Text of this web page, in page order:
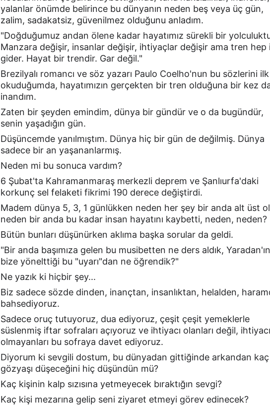
yalanlar önümde belirince bu dünyanın neden beş veya üç gün,
zalim, sadakatsiz, güvenilmez olduğunu anladım.
"Doğduğumuz andan ölene kadar hayatımız sürekli bir
Manzara değişir, insanlar değişir, ihtiyaçlar değişir ama tren hep
gider. Hayat bir trendir. Gar değil."
Brezilyalı romancı ve söz yazarı Paulo Coelho'nun bu sözlerini ilk
okuduğumda, hayatımızın gerçekten bir tren olduğuna bir kez
inandım.
Zaten bir şeyden emindim, dünya bir gündür ve o da bugündür,
senin yaşadığın gün.
Düşüncemde yanılmıştım. Dünya hiç bir gün de değilmiş. Dünya
sadece bir an yaşananlarmış.
Neden mi bu sonuca vardım?
6 Şubat'ta Kahramanmaraş merkezli deprem ve Şanlıurfa'daki
korkunç sel felaketi fikrimi 190 derece değiştirdi.
Madem dünya 5, 3, 1 günlükken neden her şey bir anda alt üst
neden bir anda bu kadar insan hayatını kaybetti, neden, neden?
Bütün bunları düşünürken aklıma başka sorular da geldi.
"Bir anda başımıza gelen bu musibetten ne ders aldık, Yaradan'ın
bize yönelttiği bu "uyarı"dan ne öğrendik?"
Ne yazık ki hiçbir şey...
Biz sadece sözde dinden, inançtan, insanlıktan, helalden,
bahsediyoruz.
Sadece oruç tutuyoruz, dua ediyoruz, çeşit çeşit yemeklerle
süslenmiş iftar sofraları açıyoruz ve ihtiyacı olanları değil, ihtiyacı
olmayanları bu sofraya davet ediyoruz.
Diyorum ki sevgili dostum, bu dünyadan gittiğinde arkandan kaç
gözyaşı düşeceğini hiç düşündün mü?
Kaç kişinin kalp sızısına yetmeyecek bıraktığın sevgi?
Kaç kişi mezarına gelip seni ziyaret etmeyi görev edinecek?